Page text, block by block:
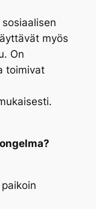
myös
On
toimivat